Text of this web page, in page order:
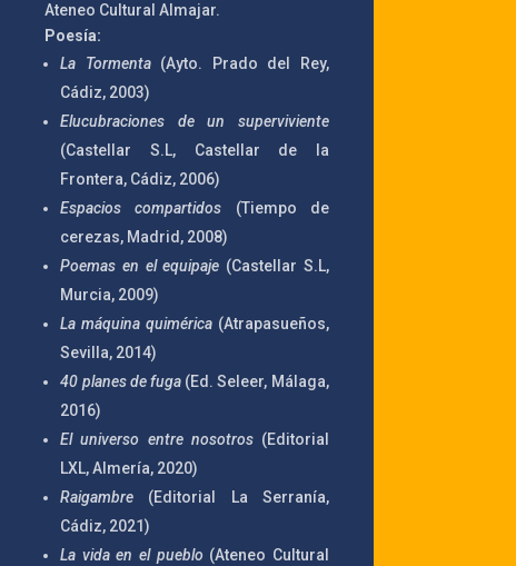
Ateneo Cultural Almajar.
Poesía:
La Tormenta(Ayto. Prado del Rey,
Cádiz, 2003)
Elucubraciones de un superviviente
(Castellar S.L, Castellar de la
Frontera, Cádiz, 2006)
Espacios compartidos (Tiempo de
cerezas, Madrid, 2008)
Poemas en el equipaje (Castellar S.L,
Murcia, 2009)
La máquina quimérica(Atrapasueños,
Sevilla, 2014)
40 planes de fuga (Ed. Seleer, Málaga,
2016)
El universo entre nosotros(Editorial
LXL, Almería, 2020)
Raigambre (Editorial La Serranía,
Cádiz, 2021)
La vida en el pueblo (Ateneo Cultural